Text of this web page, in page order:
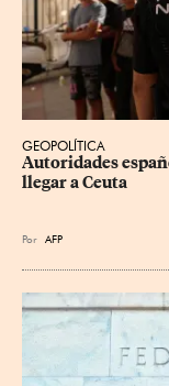
GEOPOLÍTICA
Autoridades
llegar a Ceuta
Por AFP